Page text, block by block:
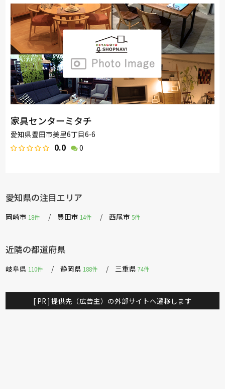
家具センターミタチ
愛知県豊田市美里6丁目6-6
0.0 0
愛知県の注目エリア
岡崎市 18件 豊田市 14件 西尾市5件
近隣の都道府県
岐阜県 110件 静岡県 188件 三重県74件
[ PR ] 提供先（広告主）の外部サイトへ遷移します